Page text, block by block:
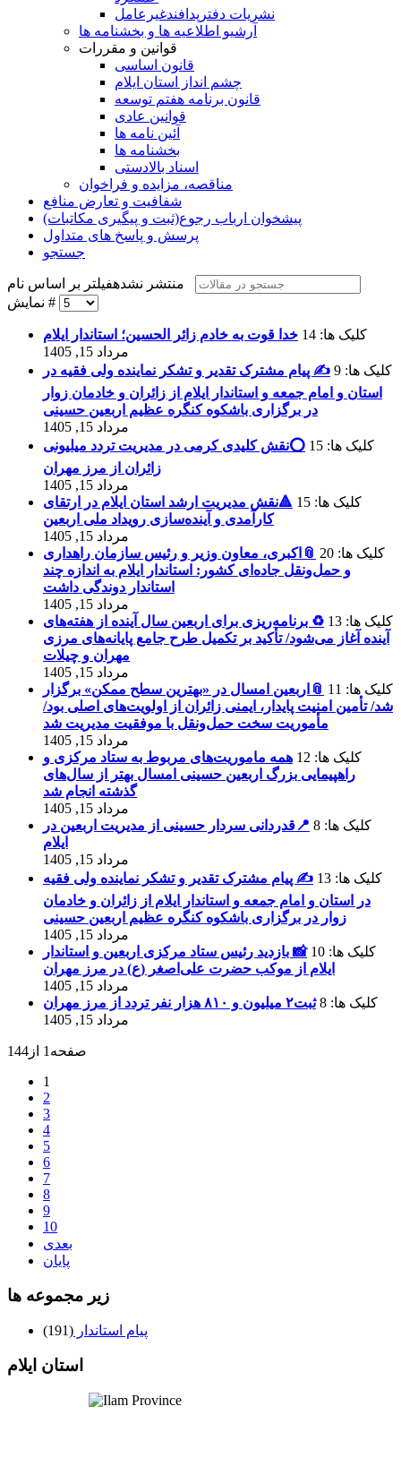
نشريات دفترپدافندغيرعامل
آرشیو اطلاعیه ها و بخشنامه ها
قوانین و مقررات
قانون اساسی
چشم انداز استان ایلام
قانون برنامه هفتم توسعه
قوانین عادی
آئین نامه ها
بخشنامه ها
اسناد بالادستی
مناقصه، مزایده و فراخوان
شفافیت و تعارض منافع
پیشخوان ارباب رجوع(ثبت و پیگیری مکاتبات)
پرسش و پاسخ های متداول
جستجو
منتشر نشده
نمایش #
کلیک ها: 14
خدا قوت به خادم‌ زائر الحسین؛ استاندار ایلام
مرداد 15, 1405
کلیک ها: 9
✍️ پیام مشترک تقدیر و تشکر نماینده ولی فقیه در
استان و امام جمعه و استاندار ایلام از زائران و خادمان زوار
مرداد 15, 1405
کلیک ها: 15
⭕️نقش کلیدی کرمی در مدیریت تردد میلیونی
زائران از مرز مهران
مرداد 15, 1405
کلیک ها: 15
🔺نقش مدیریت ارشد استان ایلام در ارتقای
کارآمدی و آینده‌سازی رویداد ملی اربعین
مرداد 15, 1405
کلیک ها: 20
📎اکبری، معاون وزیر و رئیس سازمان راهداری
و حمل‌و‌نقل جاده‌ای کشور: استاندار ایلام به اندازه چند
استاندار دوندگی داشت
مرداد 15, 1405
کلیک ها: 13
♻️ برنامه‌ریزی برای اربعین سال آینده از هفته‌های
آینده آغاز می‌شود/ تأکید بر تکمیل طرح جامع پایانه‌های مرزی
مهران و چیلات
مرداد 15, 1405
کلیک ها: 11
📎اربعین امسال در «بهترین سطح ممکن» برگزار
شد/ تأمین امنیت پایدار، ایمنی زائران از اولویت‌های اصلی بود/
مأموریت سخت حمل‌ونقل با موفقیت مدیریت شد
مرداد 15, 1405
کلیک ها: 12
همه ماموریت‌های مربوط به ستاد مرکزی و
راهپیمایی بزرگ اربعین حسینی امسال بهتر از سال‌های
گذشته انجام شد
مرداد 15, 1405
کلیک ها: 8
📍قدردانی سردار حسینی از مدیریت اربعین در
ایلام
مرداد 15, 1405
کلیک ها: 13
✍️ پیام مشترک تقدیر و تشکر نماینده ولی فقیه
در استان و امام جمعه و استاندار ایلام از زائران و خادمان
مرداد 15, 1405
کلیک ها: 10
📸 بازدید رئیس ستاد مرکزی اربعین و استاندار
ایلام از موکب حضرت علی‌اصغر (ع) در مرز مهران
مرداد 15, 1405
کلیک ها: 8
ثبت۲ میلیون و ۸۱۰ هزار نفر تردد از مرز مهران
مرداد 15, 1405
صفحه1 از144
1
2
3
4
5
6
7
8
9
10
بعدی
پایان
زیر مجموعه ها
پیام استاندار (191)
استان ایلام